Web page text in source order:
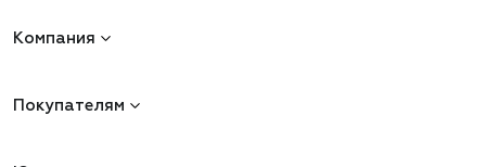
Компания
Покупателям